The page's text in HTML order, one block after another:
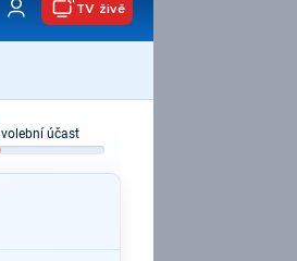
TV živě
volební účast